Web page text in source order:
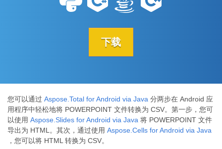
下载
您可以通过 Aspose.Total for Android via Java 分两步在 Android 应
用程序中轻松地将 POWERPOINT 文件转换为 CSV。第一步，您可
以使用 Aspose.Slides for Android via Java 将 POWERPOINT 文件
导出为 HTML。其次，通过使用 Aspose.Cells for Android via Java
，您可以将 HTML 转换为 CSV。